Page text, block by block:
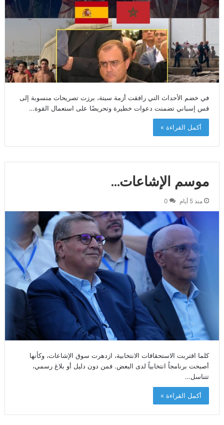
في خضم الأحداث التي رافقت أزمة سبتة، برزت تصريحات منسوبة إلى
قس إسباني تضمنت دعوات خطيرة وتحريضًا على استعمال القوة…
أكمل القراءة »
موسم الإشاعات…
منذ 5 أيام 0
كلما اقتربت الاستحقاقات الانتخابية، ازدهرت سوق الإشاعات، وكأنها
أصبحت برنامجاً انتخابياً لدى البعض. فمن دون دليل أو بلاغ رسمي،
تتناسل…
أكمل القراءة »